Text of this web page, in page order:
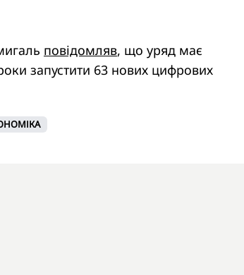
повідомляв, що уряд має
запустити 63 нових цифрових